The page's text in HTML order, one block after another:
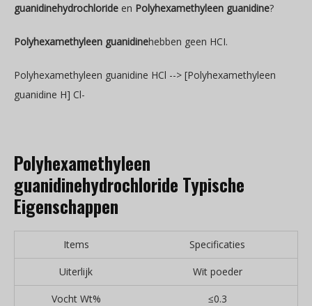
guanidinehydrochloride en Polyhexamethyleen guanidine?
Polyhexamethyleen guanidinehebben geen HCI.
Polyhexamethyleen guanidine HCl --> [Polyhexamethyleen
guanidine H] Cl-
Polyhexamethyleen
guanidinehydrochloride Typische
Eigenschappen
Items Specificaties
Uiterlijk Wit poeder
Vocht Wt% ≤0.3